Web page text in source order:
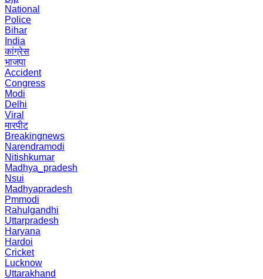
National
Police
Bihar
India
कांग्रेस
भाजपा
Accident
Congress
Modi
Delhi
Viral
मारपीट
Breakingnews
Narendramodi
Nitishkumar
Madhya_pradesh
Nsui
Madhyapradesh
Pmmodi
Rahulgandhi
Uttarpradesh
Haryana
Hardoi
Cricket
Lucknow
Uttarakhand